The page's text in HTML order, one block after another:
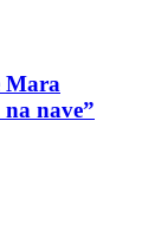
Mara
nave”